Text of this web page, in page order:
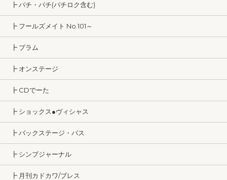
┣ パチ・パチ(パチロク含む)
┣ フールズメイト No.101～
┣ プラム
┣ オンステージ
┣ CDでーた
┣ ショックス●ヴィシャス
┣ バックステージ・パス
┣ シンプジャーナル
┣ 月刊カドカワ/ブレス